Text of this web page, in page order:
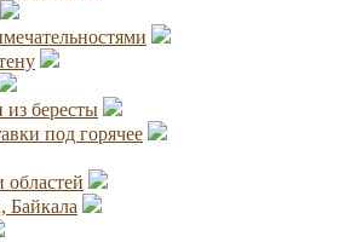
бересты
под горячее
Байкала